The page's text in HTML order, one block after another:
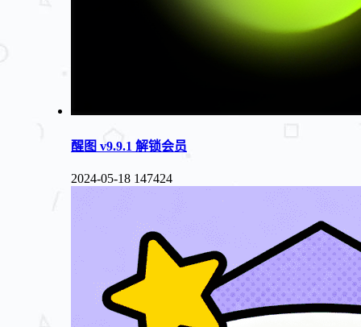
醒图 v9.9.1 解锁会员
2024-05-18 147424